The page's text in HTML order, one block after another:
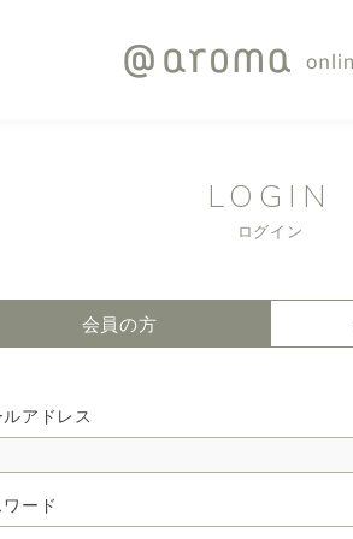
LOGIN
ログイン
会員の方
アドレス
ード